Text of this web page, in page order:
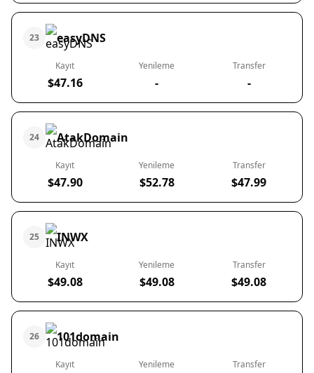
23 easyDNS
Kayıt
$47.16
Yenileme
-
Transfer
-
24 AtakDomain
Kayıt
$47.90
Yenileme
$52.78
Transfer
$47.99
25 INWX
Kayıt
$49.08
Yenileme
$49.08
Transfer
$49.08
26 101domain
Kayıt Yenileme Transfer